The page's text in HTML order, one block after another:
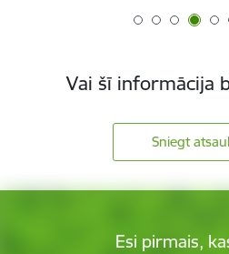
Vai šī informācija
Sniegt
Esi pirmais,